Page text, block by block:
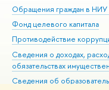
Обращения граждан в
Фонд целевого капитала
Противодействие
Сведения о доходах,
обязательствах
Сведения об